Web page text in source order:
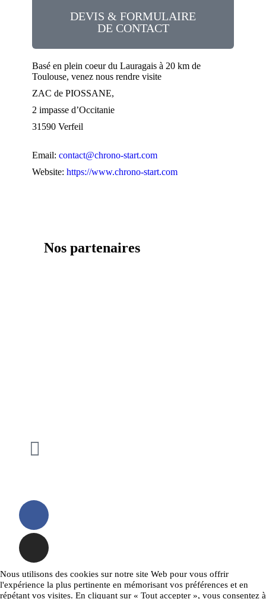
DEVIS & FORMULAIRE
DE CONTACT
Basé en plein coeur du Lauragais à 20 km de
Toulouse, venez nous rendre visite
ZAC de PIOSSANE,
2 impasse d’Occitanie
31590 Verfeil
Email: contact@chrono-start.com
Website: https://www.chrono-start.com
Nos partenaires
Nous utilisons des cookies sur notre site Web pour vous offrir
l'expérience la plus pertinente en mémorisant vos préférences et en
répétant vos visites. En cliquant sur « Tout accepter », vous consentez à